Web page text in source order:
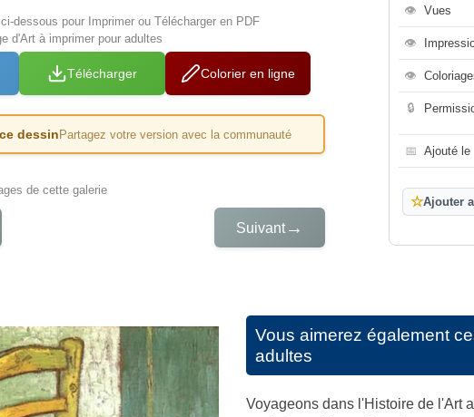
dessous pour Imprimer ou Télécharger en PDF
d'Art à imprimer pour adultes
Télécharger Colorier en ligne
dessin Partagez votre version avec la communauté
de cette galerie
Suivant→
👁 Vues
👁
👁
🔒
📅 Ajouté le
☆Ajouter
Vous aimerez également
adultes
Voyageons dans l'Histoire de l'Art